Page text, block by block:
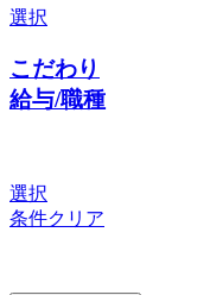
選択
こだわり
給与/職種
選択
条件クリア